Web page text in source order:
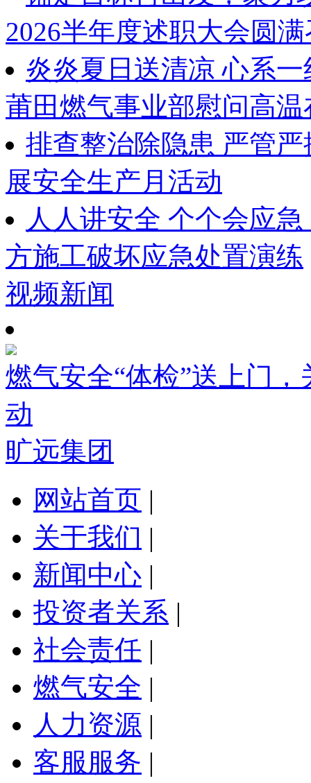
2026半年度述职大会圆
炎炎夏日送清凉 心系
莆田燃气事业部慰问高
排查整治除隐患 严管
展安全生产月活动
人人讲安全 个个会应
方施工破坏应急处置演练
视频新闻
燃气安全“体检”送上门
动
旷远集团
网站首页 |
关于我们 |
新闻中心 |
投资者关系 |
社会责任 |
燃气安全 |
人力资源 |
客服服务 |